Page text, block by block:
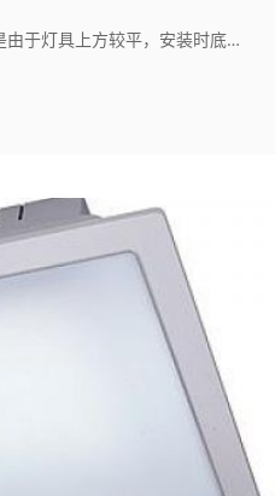
吸顶灯是灯具的一种，顾名思义是由于灯具上方较平，安装时底部完全贴在屋顶上所以称之为吸顶灯。光源有普通白灯泡，荧光灯、高强度气体放电灯、卤钨灯、LED等。 目前市场上最流行的吸顶灯就是LED 吸顶灯，是家庭、办公室、文娱场所等各种场所经常选用的灯具。吸顶灯的质量是通过检验来确定的。那么吸顶灯怎么检验呢？本文将为大家详细介绍一下吸顶灯检验方法与标准，希望对大家有帮助。